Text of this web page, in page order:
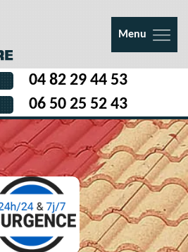
Menu
04 82 29 44 53
06 50 25 52 43